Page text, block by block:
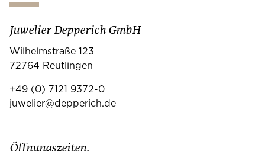
Juwelier Depperich GmbH
Wilhelmstraße 123
72764 Reutlingen
+49 (0) 7121 9372-0
juwelier@depperich.de
Öffnungszeiten.